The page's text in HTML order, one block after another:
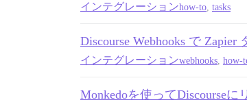
インテグレーションhow-to tasks
Discourse Webhooks で
インテグレーションwebhooks how-
Monkedoを使ってDiscourseに